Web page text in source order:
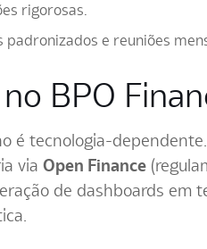
rigorosas.
e reuniões
BPO
é tecnologia-
viaOpen Finance
de dashboards em